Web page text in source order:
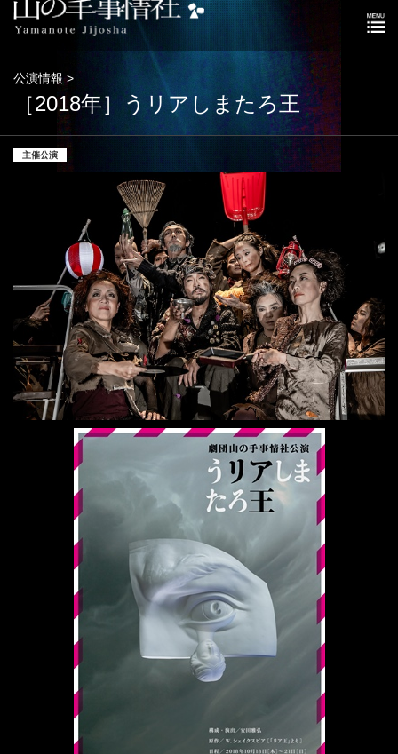
公演情報 >
［2018年］うリアしまたろ王
主催公演